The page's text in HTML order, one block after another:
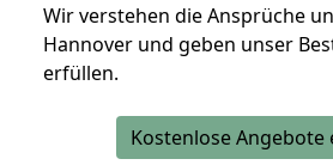
Wir verstehen die Ansprüche
Hannover und geben unser
erfüllen.
Kostenlose Angebote